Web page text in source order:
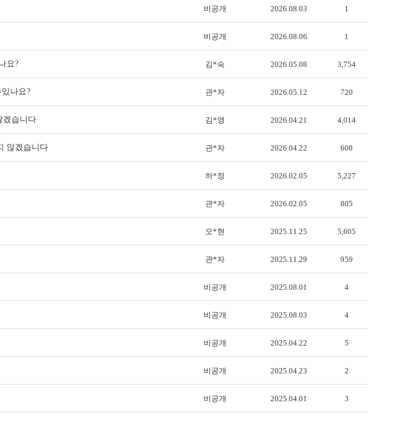
비공개 2026.08.03 1
비공개 2026.08.06 1
요? 김*숙 2026.05.08 3,754
나요? 관*자 2026.05.12 720
겠습니다 김*영 2026.04.21 4,014
않겠습니다 관*자 2026.04.22 608
하*정 2026.02.05 5,227
관*자 2026.02.05 805
오*현 2025.11.25 5,605
관*자 2025.11.29 959
비공개 2025.08.01 4
비공개 2025.08.03 4
비공개 2025.04.22 5
비공개 2025.04.23 2
비공개 2025.04.01 3